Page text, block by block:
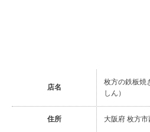
店名
枚方の鉄板焼
しん）
住所 大阪府 枚方